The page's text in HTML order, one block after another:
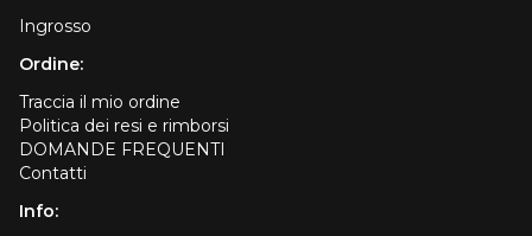
Ingrosso
Ordine:
Traccia il mio ordine
Politica dei resi e rimborsi
DOMANDE FREQUENTI
Contatti
Info: